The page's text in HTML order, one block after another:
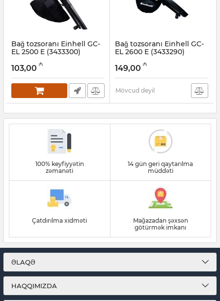
Bağ tozsoranı Einhell GC-
EL 2500 E (3433300)
017007057
103,00 ₼
Bağ tozsoranı Einhell GC-
EL 2600 E (3433290)
017007056
149,00 ₼
Mövcud deyil
100% keyfiyyətin
zəmanəti
14 gün geri qaytarılma
müddəti
Çatdırılma xidməti
Mağazadan şəxsən
götürmək imkanı
ƏLAQƏ
HAQQIMIZDA